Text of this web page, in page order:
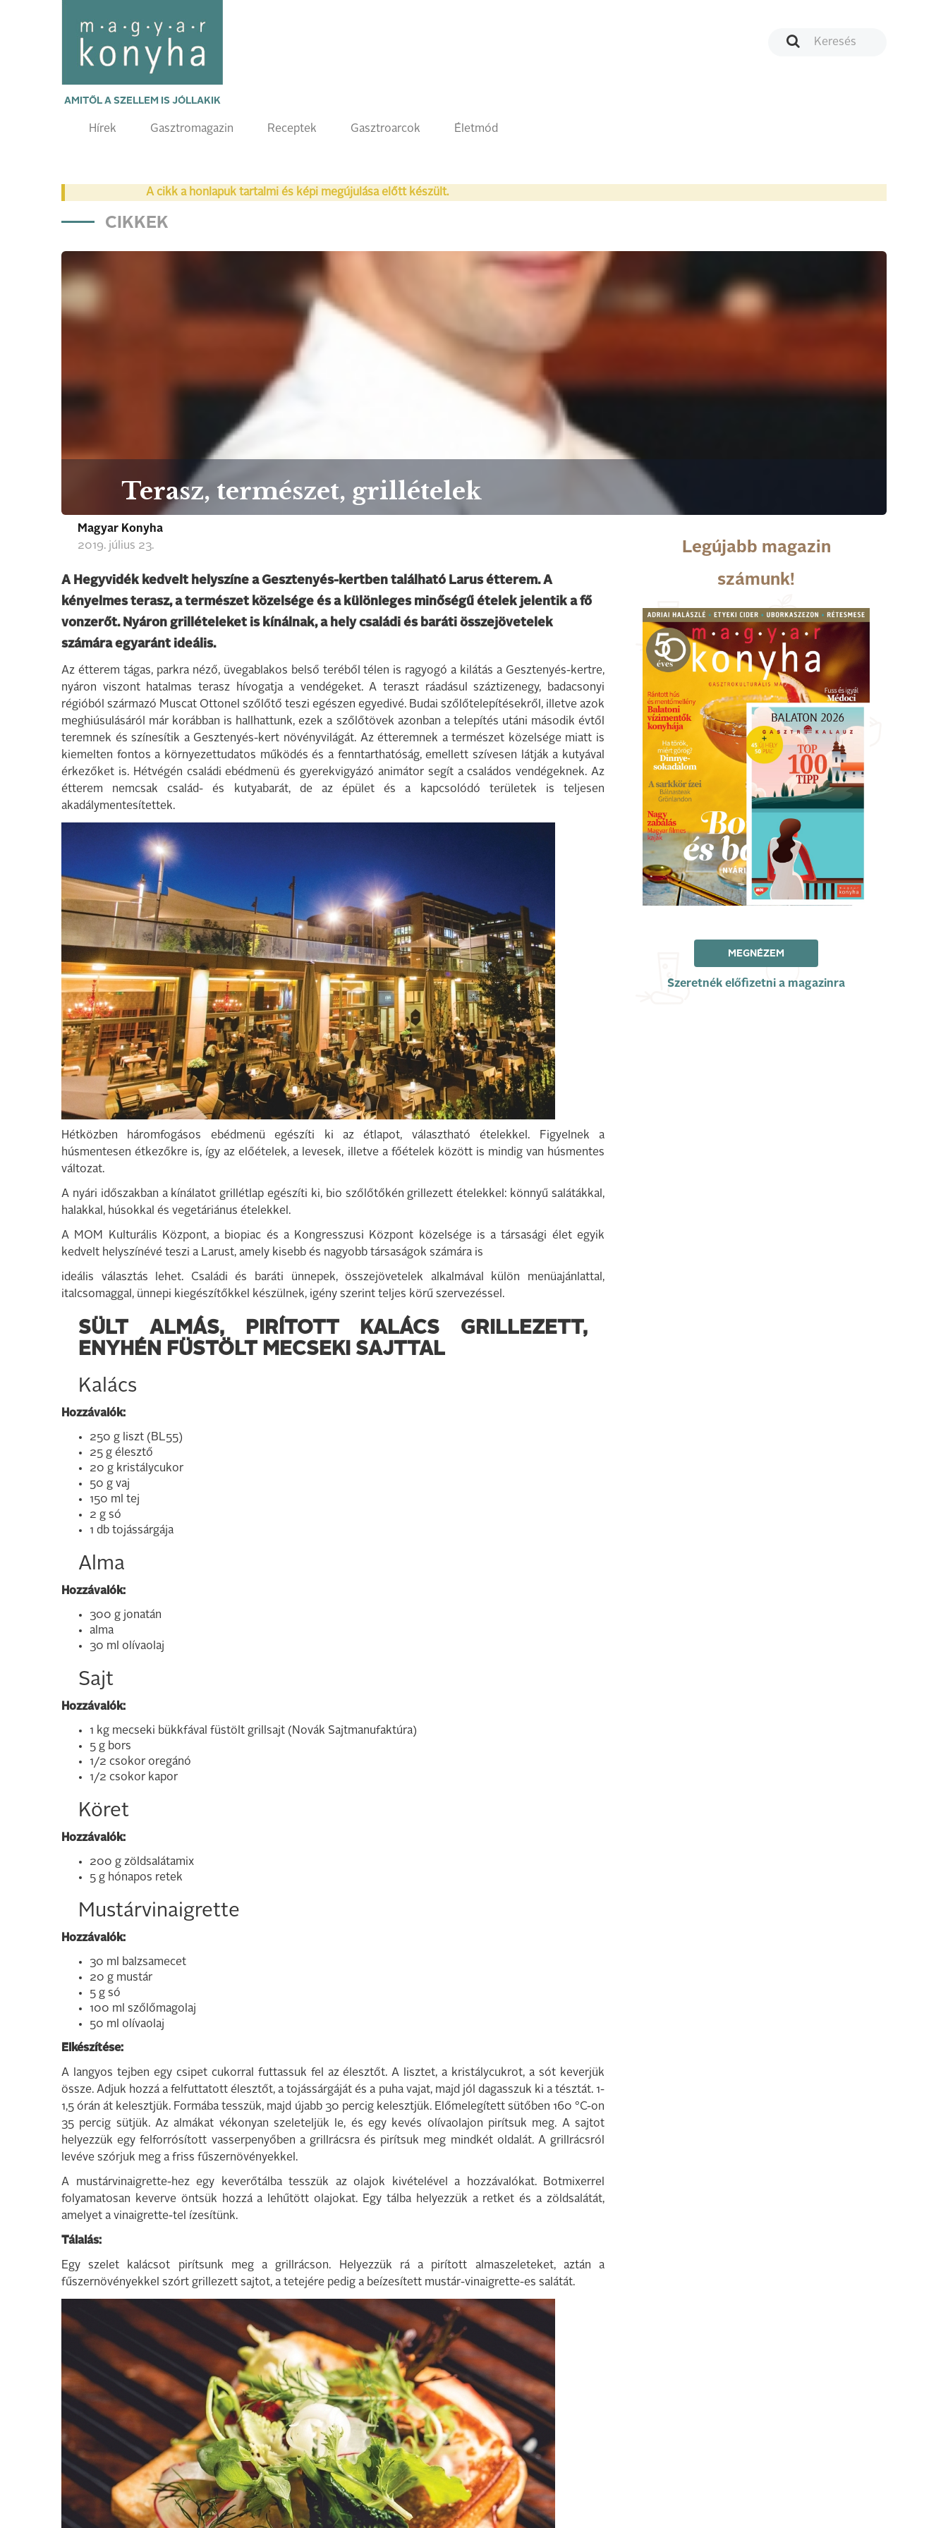
AMITŐL A SZELLEM IS JÓLLAKIK
Hírek Gasztromagazin Receptek Gasztroarcok Életmód
A cikk a honlapuk tartalmi és képi megújulása előtt készült.
CIKKEK
Terasz, természet, grillételek
Magyar Konyha
2019. július 23.
A Hegyvidék kedvelt helyszíne a Gesztenyés-kertben található Larus étterem. A
kényelmes terasz, a természet közelsége és a különleges minőségű ételek jelentik a fő
vonzerőt. Nyáron grillételeket is kínálnak, a hely családi és baráti összejövetelek
számára egyaránt ideális.
Az étterem tágas, parkra néző, üvegablakos belső teréből télen is ragyogó a kilátás a Gesztenyés-kertre,
nyáron viszont hatalmas terasz hívogatja a vendégeket. A teraszt ráadásul száztizenegy, badacsonyi
régióból származó Muscat Ottonel szőlőtő teszi egészen egyedivé. Budai szőlőtelepítésekről, illetve azok
meghiúsulásáról már korábban is hallhattunk, ezek a szőlőtövek azonban a telepítés utáni második évtől
teremnek és színesítik a Gesztenyés-kert növényvilágát. Az étteremnek a természet közelsége miatt is
kiemelten fontos a környezettudatos működés és a fenntarthatóság, emellett szívesen látják a kutyával
érkezőket is. Hétvégén családi ebédmenü és gyerekvigyázó animátor segít a családos vendégeknek. Az
étterem nemcsak család- és kutyabarát, de az épület és a kapcsolódó területek is teljesen
akadálymentesítettek.
Hétközben háromfogásos ebédmenü egészíti ki az étlapot, választható ételekkel. Figyelnek a
húsmentesen étkezőkre is, így az előételek, a levesek, illetve a főételek között is mindig van húsmentes
változat.
A nyári időszakban a kínálatot grillétlap egészíti ki, bio szőlőtőkén grillezett ételekkel: könnyű salátákkal,
halakkal, húsokkal és vegetáriánus ételekkel.
A MOM Kulturális Központ, a biopiac és a Kongresszusi Központ közelsége is a társasági élet egyik
kedvelt helyszínévé teszi a Larust, amely kisebb és nagyobb társaságok számára is
ideális választás lehet. Családi és baráti ünnepek, összejövetelek alkalmával külön menüajánlattal,
italcsomaggal, ünnepi kiegészítőkkel készülnek, igény szerint teljes körű szervezéssel.
SÜLT ALMÁS, PIRÍTOTT KALÁCS GRILLEZETT,
ENYHÉN FÜSTÖLT MECSEKI SAJTTAL
Kalács
Hozzávalók:
250 g liszt (BL55)
25 g élesztő
20 g kristálycukor
50 g vaj
150 ml tej
2 g só
1 db tojássárgája
Alma
Hozzávalók:
300 g jonatán
alma
30 ml olívaolaj
Sajt
Hozzávalók:
1 kg mecseki bükkfával füstölt grillsajt (Novák Sajtmanufaktúra)
5 g bors
1/2 csokor oregánó
1/2 csokor kapor
Köret
Hozzávalók:
200 g zöldsalátamix
5 g hónapos retek
Mustárvinaigrette
Hozzávalók:
30 ml balzsamecet
20 g mustár
5 g só
100 ml szőlőmagolaj
50 ml olívaolaj
Elkészítése:
A langyos tejben egy csipet cukorral futtassuk fel az élesztőt. A lisztet, a kristálycukrot, a sót keverjük
össze. Adjuk hozzá a felfuttatott élesztőt, a tojássárgáját és a puha vajat, majd jól dagasszuk ki a tésztát. 1-
1,5 órán át kelesztjük. Formába tesszük, majd újabb 30 percig kelesztjük. Előmelegített sütőben 160 °C-on
35 percig sütjük. Az almákat vékonyan szeleteljük le, és egy kevés olívaolajon pirítsuk meg. A sajtot
helyezzük egy felforrósított vasserpenyőben a grillrácsra és pirítsuk meg mindkét oldalát. A grillrácsról
levéve szórjuk meg a friss fűszernövényekkel.
A mustárvinaigrette-hez egy keverőtálba tesszük az olajok kivételével a hozzávalókat. Botmixerrel
folyamatosan keverve öntsük hozzá a lehűtött olajokat. Egy tálba helyezzük a retket és a zöldsalátát,
amelyet a vinaigrette-tel ízesítünk.
Tálalás:
Egy szelet kalácsot pirítsunk meg a grillrácson. Helyezzük rá a pirított almaszeleteket, aztán a
fűszernövényekkel szórt grillezett sajtot, a tetejére pedig a beízesített mustár-vinaigrette-es salátát.
Legújabb magazin
számunk!
MEGNÉZEM
Szeretnék előfizetni a magazinra